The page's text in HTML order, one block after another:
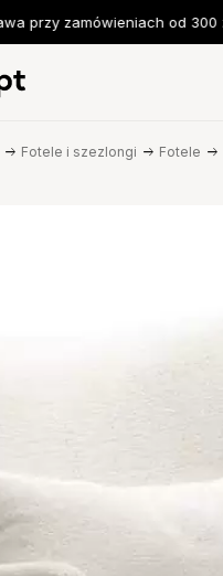
przy zamówieniach od 300 zł
Fotele i szezlongi Fotele